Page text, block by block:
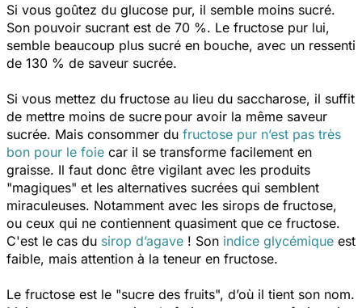
Si vous goûtez du glucose pur, il semble moins sucré.
Son pouvoir sucrant est de 70 %. Le fructose pur lui,
semble beaucoup plus sucré en bouche, avec un ressenti
de 130 % de saveur sucrée.
Si vous mettez du fructose au lieu du saccharose, il suffit
de mettre moins de sucre pour avoir la même saveur
sucrée. Mais consommer du fructose pur n’est pas très
bon pour le foie car il se transforme facilement en
graisse. Il faut donc être vigilant avec les produits
"magiques" et les alternatives sucrées qui semblent
miraculeuses. Notamment avec les sirops de fructose,
ou ceux qui ne contiennent quasiment que ce fructose.
C'est le cas du sirop d’agave ! Son indice glycémique est
faible, mais attention à la teneur en fructose.
Le fructose est le "sucre des fruits", d’où il tient son nom.